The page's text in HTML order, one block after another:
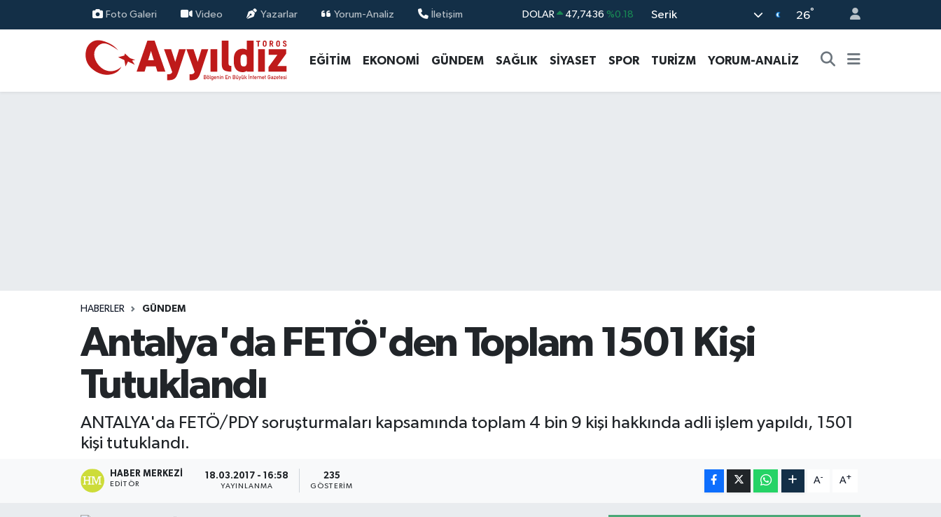
Foto Galeri Video Yazarlar Yorum-Analiz İletişim DOLAR 47,7436 %0.18
STERLİN 64,4811 %0.38
GRAM ALTIN 6660.55 %0.03
Serik 26°
EĞİTİM EKONOMİ GÜNDEM SAĞLIK SİYASET SPOR TURİZM YORUM-ANALİZ
HABERLER GÜNDEM
Antalya'da FETÖ'den Toplam 1501 Kişi
Tutuklandı
ANTALYA'da FETÖ/PDY soruşturmaları kapsamında toplam 4 bin 9 kişi hakkında adli işlem yapıldı, 1501
kişi tutuklandı.
HABER MERKEZI
EDITÖR
18.03.2017 - 16:58
YAYINLANMA
235
GÖSTERIM
A- A+